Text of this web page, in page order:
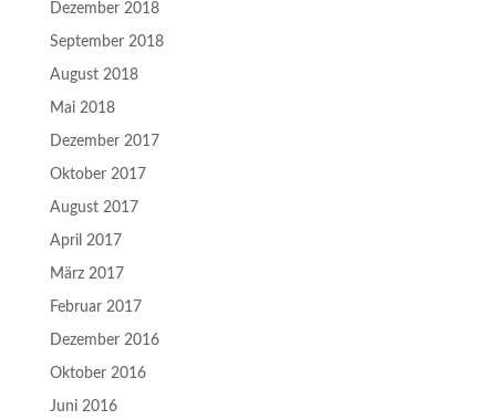
Dezember 2018
September 2018
August 2018
Mai 2018
Dezember 2017
Oktober 2017
August 2017
April 2017
März 2017
Februar 2017
Dezember 2016
Oktober 2016
Juni 2016